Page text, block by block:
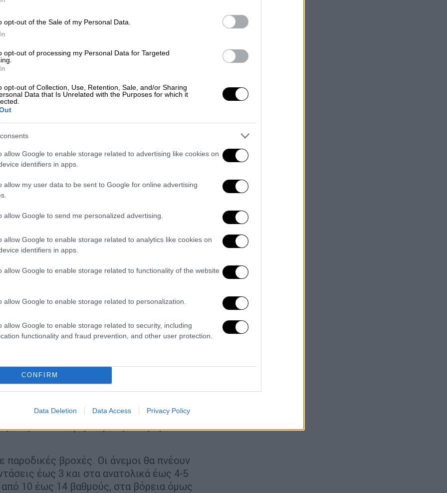
opt-out of the Sale of my Personal Data.
opt-out of processing my Personal Data for Targeted
opt-out of Collection, Use, Retention, Sale, and/or Sharing
Data that Is Unrelated with the Purposes for which it
allow Google to enable storage related to advertising like cookies on
identifiers in apps.
allow my user data to be sent to Google for online advertising
allow Google to send me personalized advertising.
allow Google to enable storage related to analytics like cookies on
identifiers in apps.
allow Google to enable storage related to functionality of the website
allow Google to enable storage related to personalization.
allow Google to enable storage related to security, including
functionality and fraud prevention, and other user protection.
CONFIRM
Data Deletion Data Access Privacy Policy
Αθηνών
στη Δυτική Κρήτηξεκινώντας από τη
τους ισχυρούς νοτιάδες
μέρος της χώρας εκτός από τα
καταιγίδεςαναμένεται να
του Ιονίου και τη Δυτική
από χαλαζοπτώσεις μικρού
της ηπειρωτικής χώρας (πάνω από τα
τα 1.000-1.200 μέτρα στα κεντρικά και
ενώ οι χιονοπτώσεις στη Δυτική
και σε περιοχές πάνω από τα 600
σκόνης αναμένονται στα νότια-
με το meteo, θα κυμανθεί στη
στην υπόλοιπη Βόρεια Ελλάδα από -2
στη Θεσσαλία από -2 έως 10, στα
στα νησιά του Ιονίου από 9 έως 15
και στην Κρήτη από 5 έως 22 βαθμούς
διευθύνσεις έως 6 Μποφόρ και στο
έως 6-7 Μποφόρ κυρίως στα βόρεια
παροδικές βροχές. Οι άνεμοι θα πνέουν
έως 3 και στα ανατολικά έως 4-5
10 έως 14 βαθμούς, στα βόρεια όμως